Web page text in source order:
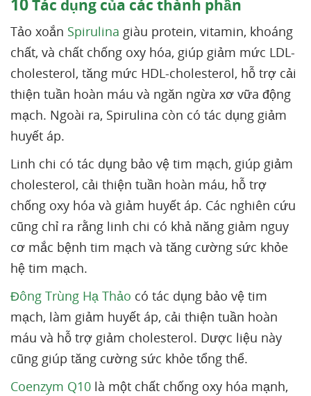
Tác dụng của các thành phần
Tảo xoắn Spirulina giàu protein, vitamin, khoáng
chất, và chất chống oxy hóa, giúp giảm mức LDL-
cholesterol, tăng mức HDL-cholesterol, hỗ trợ cải
thiện tuần hoàn máu và ngăn ngừa xơ vữa động
mạch. Ngoài ra, Spirulina còn có tác dụng giảm
huyết áp.
Linh chi có tác dụng bảo vệ tim mạch, giúp giảm
cholesterol, cải thiện tuần hoàn máu, hỗ trợ
chống oxy hóa và giảm huyết áp. Các nghiên cứu
cũng chỉ ra rằng linh chi có khả năng giảm nguy
cơ mắc bệnh tim mạch và tăng cường sức khỏe
hệ tim mạch.
Đông Trùng Hạ Thảo có tác dụng bảo vệ tim
mạch, làm giảm huyết áp, cải thiện tuần hoàn
máu và hỗ trợ giảm cholesterol. Dược liệu này
cũng giúp tăng cường sức khỏe tổng thể.
Coenzym Q10 là một chất chống oxy hóa mạnh,